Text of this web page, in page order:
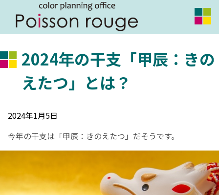
2024年の干支「甲辰：きの
えたつ」とは？
2024年1月5日
今年の干支は 「甲辰：きのえたつ」 だそうです。